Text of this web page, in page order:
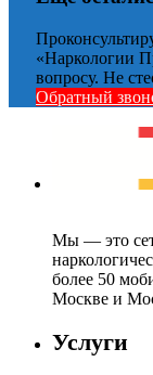
«Наркологии
вопросу. Не
Обратный
Мы — это
более 50
Москве и
Услуги